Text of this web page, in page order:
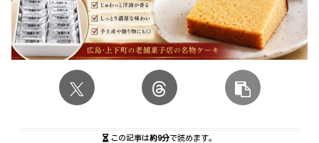
この記事は約9分で読めます。